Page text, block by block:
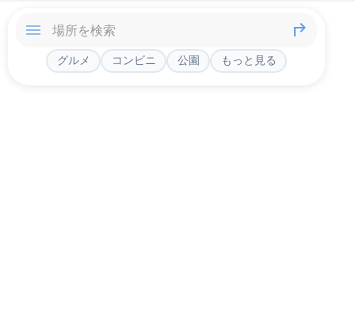
グルメ コンビニ 公園 もっと見る